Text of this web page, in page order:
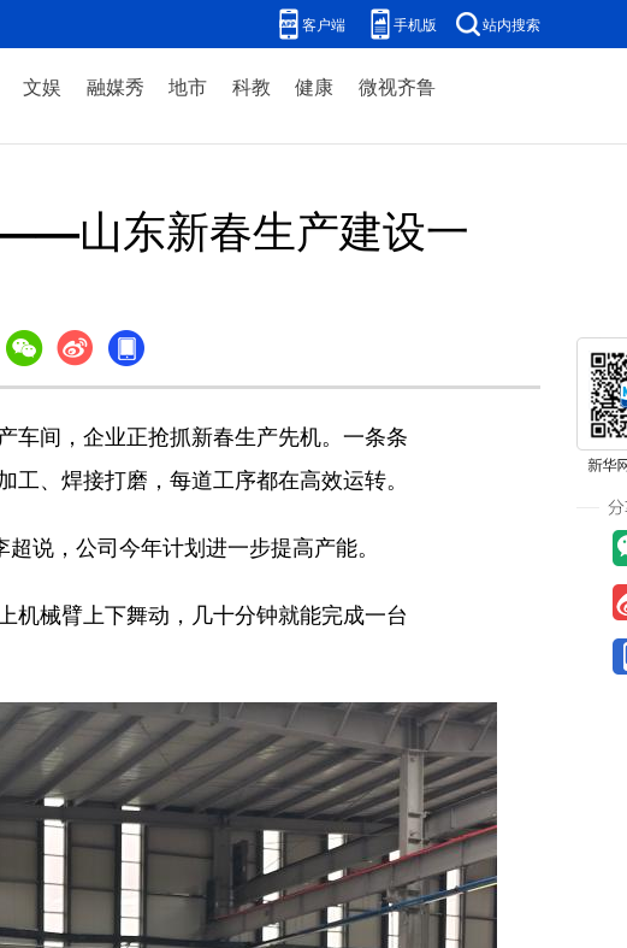
客户端 手机版 站内搜索
文娱 融媒秀 地市 科教 健康 微视齐鲁
山东新春生产建设一
间，企业正抢抓新春生产先机。一条条
、焊接打磨，每道工序都在高效运转。
说，公司今年计划进一步提高产能。
械臂上下舞动，几十分钟就能完成一台